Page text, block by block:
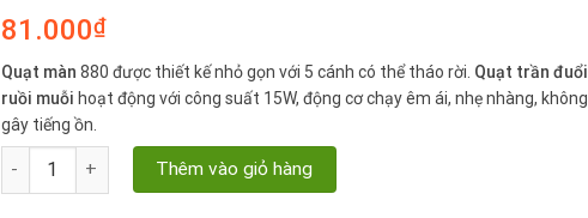
81.000₫
Quạt màn 880 được thiết kế nhỏ gọn với 5 cánh có thể tháo rời. Quạt trần đuổi
ruồi muỗi hoạt động với công suất 15W, động cơ chạy êm ái, nhẹ nhàng, không
gây tiếng ồn.
Quạt màn 880 sải cánh 21cm, công suất hoạt động 15W số lượng
Thêm vào giỏ hàng